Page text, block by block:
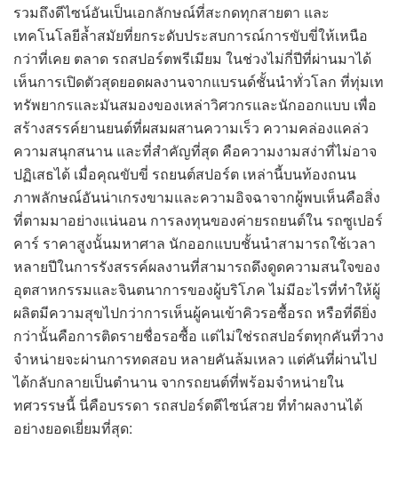
รวมถึงดีไซน์อันเป็นเอกลักษณ์ที่สะกดทุกสายตา และ
เทคโนโลยีล้ำสมัยที่ยกระดับประสบการณ์การขับขี่ให้เหนือ
กว่าที่เคย ตลาด รถสปอร์ตพรีเมียม ในช่วงไม่กี่ปีที่ผ่านมาได้
เห็นการเปิดตัวสุดยอดผลงานจากแบรนด์ชั้นนำทั่วโลก ที่ทุ่มเท
ทรัพยากรและมันสมองของเหล่าวิศวกรและนักออกแบบ เพื่อ
สร้างสรรค์ยานยนต์ที่ผสมผสานความเร็ว ความคล่องแคล่ว
ความสนุกสนาน และที่สำคัญที่สุด คือความงามสง่าที่ไม่อาจ
ปฏิเสธได้ เมื่อคุณขับขี่ รถยนต์สปอร์ต เหล่านี้บนท้องถนน
ภาพลักษณ์อันน่าเกรงขามและความอิจฉาจากผู้พบเห็นคือสิ่ง
ที่ตามมาอย่างแน่นอน การลงทุนของค่ายรถยนต์ใน รถซูเปอร์
คาร์ ราคาสูงนั้นมหาศาล นักออกแบบชั้นนำสามารถใช้เวลา
หลายปีในการรังสรรค์ผลงานที่สามารถดึงดูดความสนใจของ
อุตสาหกรรมและจินตนาการของผู้บริโภค ไม่มีอะไรที่ทำให้ผู้
ผลิตมีความสุขไปกว่าการเห็นผู้คนเข้าคิวรอซื้อรถ หรือที่ดียิ่ง
กว่านั้นคือการติดรายชื่อรอซื้อ แต่ไม่ใช่รถสปอร์ตทุกคันที่วาง
จำหน่ายจะผ่านการทดสอบ หลายคันล้มเหลว แต่คันที่ผ่านไป
ได้กลับกลายเป็นตำนาน จากรถยนต์ที่พร้อมจำหน่ายใน
ทศวรรษนี้ นี่คือบรรดา รถสปอร์ตดีไซน์สวย ที่ทำผลงานได้
อย่างยอดเยี่ยมที่สุด: